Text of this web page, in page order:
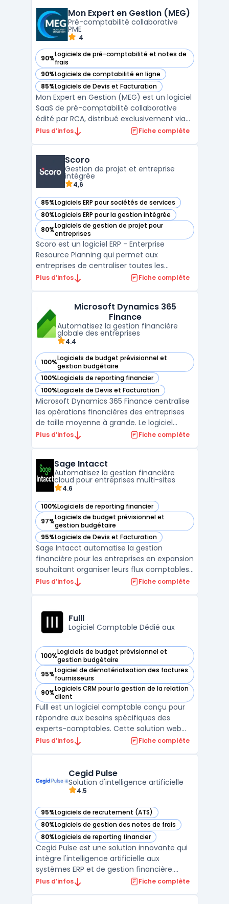
déclarations réglementaires consolident
leurs flux financiers, extra-fina ...
Mon Expert en Gestion (MEG)
Pré-comptabilité collaborative
PME
4
90%Logiciels de pré-comptabilité et notes de
frais
— voir Mon Expert en Gestion (MEG) dans cette catégorie
90%Logiciels de comptabilité en ligne
— voir Mon Expert en Gestion (MEG) dans cette catégorie
85%Logiciels de Devis et Facturation
— voir Mon Expert en Gestion (MEG) dans cette catégorie
Mon Expert en Gestion (MEG) est un logiciel
SaaS de pré-comptabilité collaborative
édité par RCA, distribué exclusivement via
les cabinets d'expertise comptable. La
rapprochement bancaire automatisé
(DSP2, EBICS), la gestion des sto ...
Plus d’infos Fiche complète
Scoro
Gestion de projet et entreprise
intégrée
4,6
85%Logiciels ERP pour sociétés de services
— voir Scoro dans cette catégorie
80%Logiciels ERP pour la gestion intégrée
— voir Scoro dans cette catégorie
80%Logiciels de gestion de projet pour
entreprises
— voir Scoro dans cette catégorie
Scoro est un logiciel ERP - Enterprise
Resource Planning qui permet aux
entreprises de centraliser toutes les
données de leur entreprise et de gérer
suivre votre pipeline de ventes, gérer les
projets et les tâches, fac ...
Plus d’infos Fiche complète
Microsoft Dynamics 365
Finance
Automatisez la gestion financière
globale des entreprises
4.4
100%Logiciels de budget prévisionnel et
gestion budgétaire
— voir Microsoft Dynamics 365 Finance dans cette
100%Logiciels de reporting financier
— voir Microsoft Dynamics 365 Finance dans cette
100%Logiciels de Devis et Facturation
— voir Microsoft Dynamics 365 Finance dans cette
Microsoft Dynamics 365 Finance centralise
les opérations financières des entreprises
de taille moyenne à grande. Le logiciel
prend en charge la gestion de la
fonctionnement en mode cloud adapte la
coordination à des environ ...
Plus d’infos Fiche complète
Sage Intacct
Automatisez la gestion financière
cloud pour entreprises multi-sites
4.6
100%Logiciels de reporting financier
— voir Sage Intacct dans cette catégorie
97%Logiciels de budget prévisionnel et
gestion budgétaire
— voir Sage Intacct dans cette catégorie
95%Logiciels de Devis et Facturation
— voir Sage Intacct dans cette catégorie
Sage Intacct automatise la gestion
financière pour les entreprises en expansion
souhaitant organiser leurs flux comptables
et suivre leurs opérations. Ce logiciel cloud
générale automatisée et la consolidation
multi-entités, so ...
Plus d’infos Fiche complète
Fulll
Logiciel Comptable Dédié aux
100%Logiciels de budget prévisionnel et
gestion budgétaire
— voir Fulll dans cette catégorie
95%Logiciel de dématérialisation des factures
fournisseurs
— voir Fulll dans cette catégorie
90%Logiciels CRM pour la gestion de la relation
client
— voir Fulll dans cette catégorie
Fulll est un logiciel comptable conçu pour
répondre aux besoins spécifiques des
experts-comptables. Cette solution web
facilite la gestion des tâches comptables
financières. Avec Fulll, les experts-
comptables peuvent gére ...
Plus d’infos Fiche complète
Cegid Pulse
Solution d'intelligence artificielle
4.5
95%Logiciels de recrutement (ATS)
— voir Cegid Pulse dans cette catégorie
80%Logiciels de gestion des notes de frais
— voir Cegid Pulse dans cette catégorie
80%Logiciels de reporting financier
— voir Cegid Pulse dans cette catégorie
Cegid Pulse est une solution innovante qui
intègre l'intelligence artificielle aux
systèmes ERP et de gestion financière.
Conçu pour automatiser et optimiser les
Plus d’infos Fiche complète